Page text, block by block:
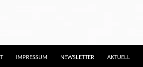
IMPRESSUM NEWSLETTER AKTUELL